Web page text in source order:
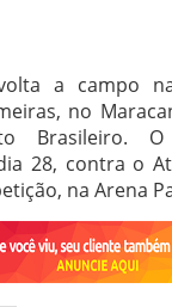
a campo
no
Brasileiro.
28, contra o
na Arena